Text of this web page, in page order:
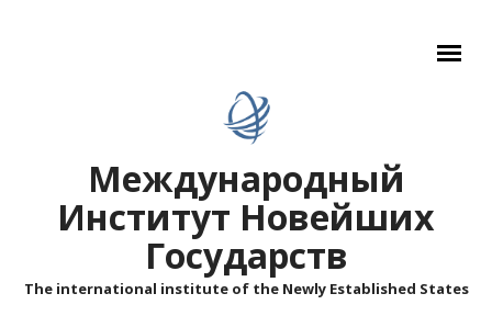
Международный
Институт Новейших
Государств
The international institute of the Newly Established States